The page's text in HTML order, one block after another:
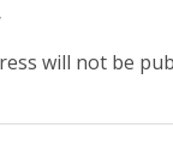
will not be